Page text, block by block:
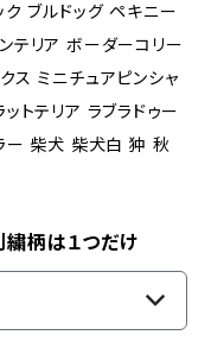
ク ブルドッグ ペキニー
テリア ボーダーコリー
ス ミニチュアピンシャ
トテリア ラブラドゥー
ー 柴犬 柴犬白 狆 秋
柄は１つだけ